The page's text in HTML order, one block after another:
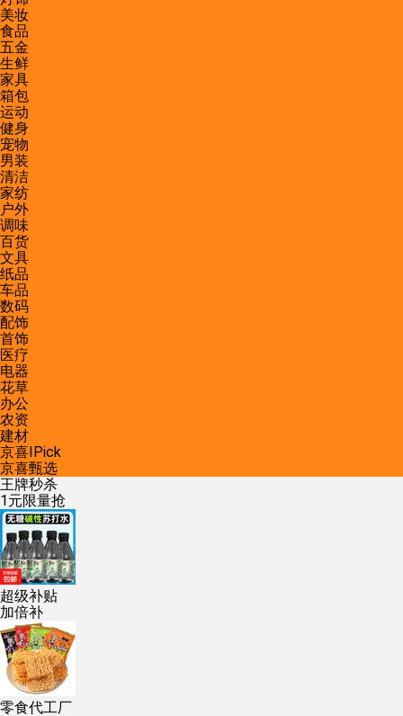
美妆
食品
五金
生鲜
家具
箱包
运动
健身
宠物
男装
清洁
家纺
户外
调味
百货
文具
纸品
车品
数码
配饰
首饰
医疗
电器
花草
办公
农资
建材
京喜IPick
京喜甄选
王牌秒杀
1元限量抢
超级补贴
加倍补
零食代工厂